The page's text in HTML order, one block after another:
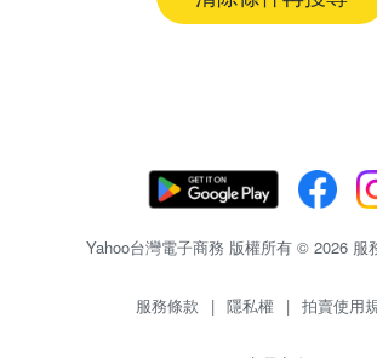
Yahoo台灣電子商務 版權所有 © 2026 服
服務條款 | 隱私權 | 拍賣使用